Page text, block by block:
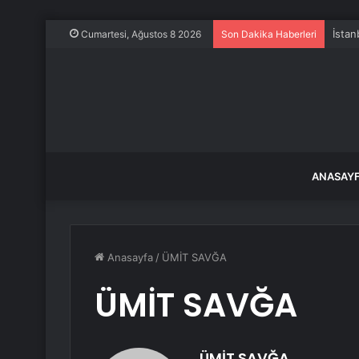
Cumartesi, Ağustos 8 2026 Son Dakika Haberleri
Anasayfa / ÜMİT SAVĞA
ÜMİT SAVĞA